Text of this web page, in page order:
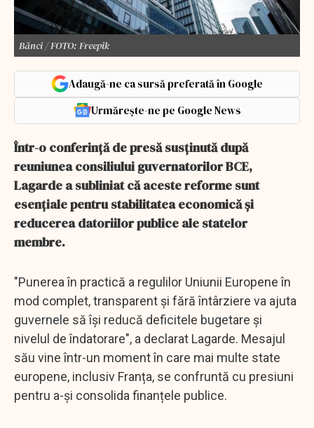
Bănci / FOTO: Freepik
Adaugă-ne ca sursă preferată în Google
Urmărește-ne pe Google News
Într-o conferință de presă susținută după
reuniunea consiliului guvernatorilor BCE,
Lagarde a subliniat că aceste reforme sunt
esențiale pentru stabilitatea economică și
reducerea datoriilor publice ale statelor
membre.
"Punerea în practică a regulilor Uniunii Europene în
mod complet, transparent și fără întârziere va ajuta
guvernele să își reducă deficitele bugetare și
nivelul de îndatorare", a declarat Lagarde. Mesajul
său vine într-un moment în care mai multe state
europene, inclusiv Franța, se confruntă cu presiuni
pentru a-și consolida finanțele publice.